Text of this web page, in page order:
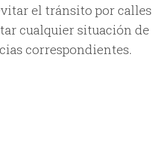
el tránsito por calles
cualquier situación de
correspondientes.